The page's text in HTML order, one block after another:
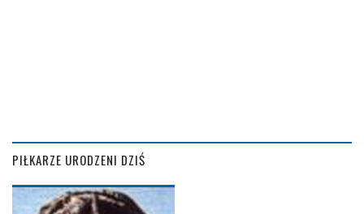
PIŁKARZE URODZENI DZIŚ